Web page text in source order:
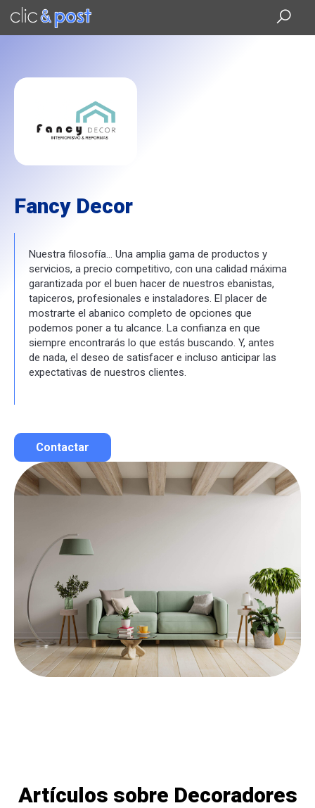
Saltar
contenido
Fancy Decor
Nuestra filosofía... Una amplia gama de productos y
servicios, a precio competitivo, con una calidad máxima
garantizada por el buen hacer de nuestros ebanistas,
tapiceros, profesionales e instaladores. El placer de
mostrarte el abanico completo de opciones que
podemos poner a tu alcance. La confianza en que
siempre encontrarás lo que estás buscando. Y, antes
de nada, el deseo de satisfacer e incluso anticipar las
expectativas de nuestros clientes.
Contactar
Contactar por correo
Artículos sobre Decoradores